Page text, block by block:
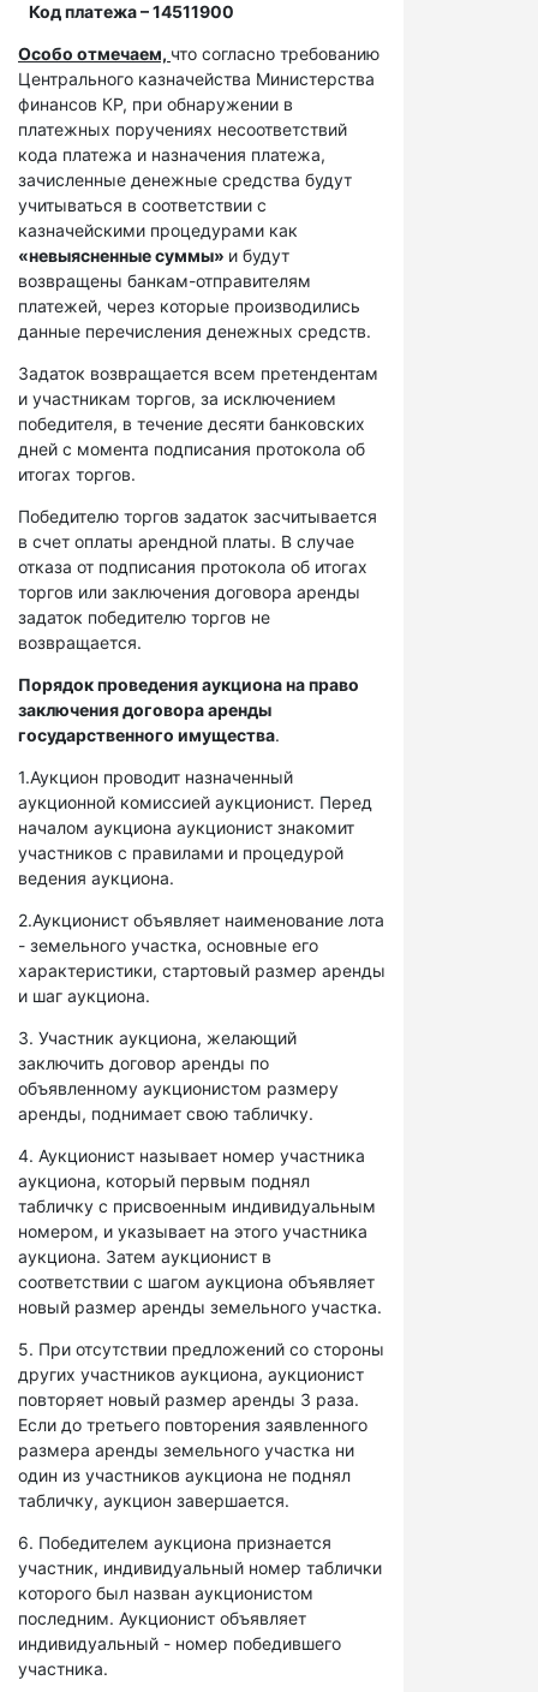
Код платежа – 14511900
Особо отмечаем, что согласно требованию
Центрального казначейства Министерства
финансов КР, при обнаружении в
платежных поручениях несоответствий
кода платежа и назначения платежа,
зачисленные денежные средства будут
учитываться в соответствии с
казначейскими процедурами как
«невыясненные суммы» и будут
возвращены банкам-отправителям
платежей, через которые производились
данные перечисления денежных средств.
Задаток возвращается всем претендентам
и участникам торгов, за исключением
победителя, в течение десяти банковских
дней с момента подписания протокола об
итогах торгов.
Победителю торгов задаток засчитывается
в счет оплаты арендной платы. В случае
отказа от подписания протокола об итогах
торгов или заключения договора аренды
задаток победителю торгов не
возвращается.
Порядок проведения аукциона на право
заключения договора аренды
государственного имущества.
1.Аукцион проводит назначенный
аукционной комиссией аукционист. Перед
началом аукциона аукционист знакомит
участников с правилами и процедурой
ведения аукциона.
2.Аукционист объявляет наименование лота
- земельного участка, основные его
характеристики, стартовый размер аренды
и шаг аукциона.
3. Участник аукциона, желающий
заключить договор аренды по
объявленному аукционистом размеру
аренды, поднимает свою табличку.
4. Аукционист называет номер участника
аукциона, который первым поднял
табличку с присвоенным индивидуальным
номером, и указывает на этого участника
аукциона. Затем аукционист в
соответствии с шагом аукциона объявляет
новый размер аренды земельного участка.
5. При отсутствии предложений со стороны
других участников аукциона, аукционист
повторяет новый размер аренды 3 раза.
Если до третьего повторения заявленного
размера аренды земельного участка ни
один из участников аукциона не поднял
табличку, аукцион завершается.
6. Победителем аукциона признается
участник, индивидуальный номер таблички
которого был назван аукционистом
последним. Аукционист объявляет
индивидуальный - номер победившего
участника.